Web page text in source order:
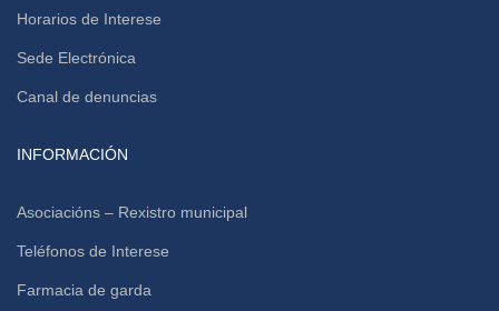
Horarios de Interese
Sede Electrónica
Canal de denuncias
INFORMACIÓN
Asociacións – Rexistro municipal
Teléfonos de Interese
Farmacia de garda